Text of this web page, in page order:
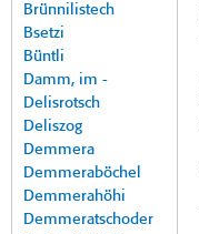
Brünnilistech
Bsetzi
Büntli
Damm, im -
Delisrotsch
Deliszog
Demmera
Demmeraböchel
Demmerahöhi
Demmeratschoder